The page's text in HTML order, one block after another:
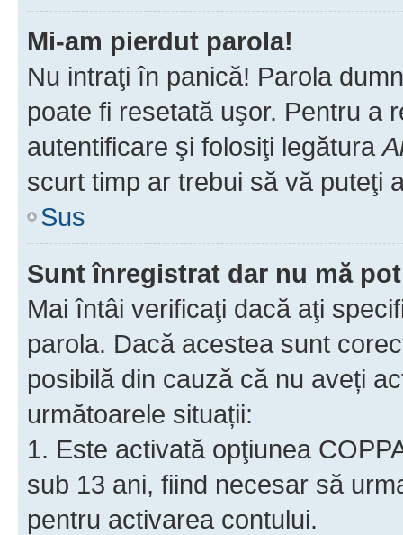
Mi-am pierdut parola!
Nu intraţi în panică! Parola
poate fi resetată uşor. Pentru a
autentificare şi folosiţi legătura
scurt timp ar trebui să vă puteţi
Sus
Sunt înregistrat dar nu mă
Mai întâi verificaţi dacă aţi
parola. Dacă acestea sunt
posibilă din cauză că nu aveți
următoarele situații:
1. Este activată opţiunea
sub 13 ani, fiind necesar să
pentru activarea contului.